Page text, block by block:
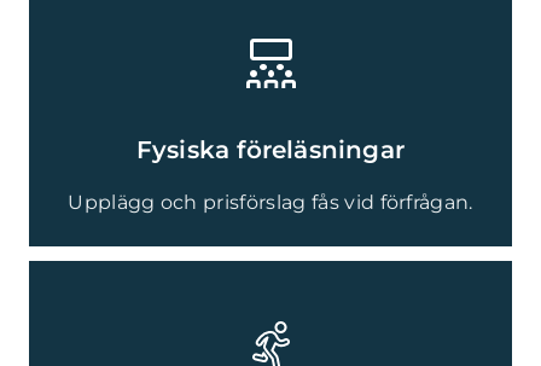
Fysiska föreläsningar
Upplägg och prisförslag fås vid förfrågan.